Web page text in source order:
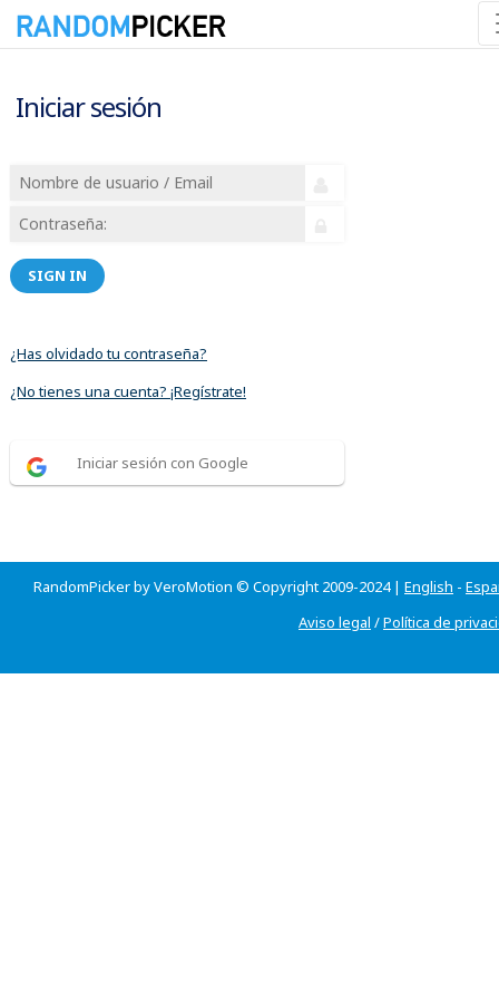
Iniciar sesión
SIGN IN
¿Has olvidado tu contraseña?
¿No tienes una cuenta? ¡Regístrate!
Iniciar sesión con Google
RandomPicker by VeroMotion © Copyright 2009-2024 | English -
Aviso legal /Política de